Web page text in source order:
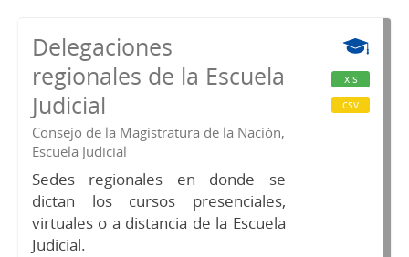
Delegaciones
regionales de la Escuela
Judicial
Consejo de la Magistratura de la Nación,
Escuela Judicial
Sedes regionales en donde se
dictan los cursos presenciales,
virtuales o a distancia de la Escuela
Judicial.
xls
csv